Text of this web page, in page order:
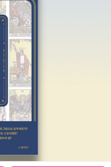
우선시하는 이들 통치세
, 경제적 필요성이라는 세
수록 대중 외교정책에 있어